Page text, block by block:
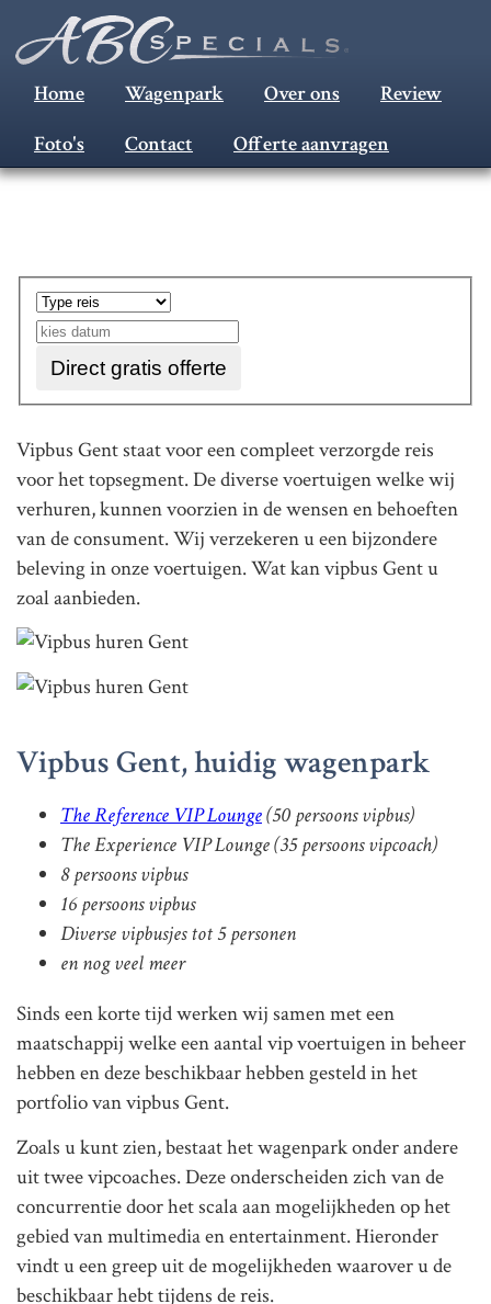
Home Wagenpark Over ons
Review
Foto's
Contact Offerte aanvragen
Vipbus huren Gent
Direct gratis offerte
Vipbus Gent staat voor een compleet verzorgde reis
voor het topsegment. De diverse voertuigen welke wij
verhuren, kunnen voorzien in de wensen en behoeften
van de consument. Wij verzekeren u een bijzondere
beleving in onze voertuigen. Wat kan vipbus Gent u
zoal aanbieden.
Vipbus Gent, huidig wagenpark
The Reference VIP Lounge(50 persoons vipbus)
The Experience VIP Lounge (35 persoons vipcoach)
8 persoons vipbus
16 persoons vipbus
Diverse vipbusjes tot 5 personen
en nog veel meer
Sinds een korte tijd werken wij samen met een
maatschappij welke een aantal vip voertuigen in beheer
hebben en deze beschikbaar hebben gesteld in het
portfolio van vipbus Gent.
Zoals u kunt zien, bestaat het wagenpark onder andere
uit twee vipcoaches. Deze onderscheiden zich van de
concurrentie door het scala aan mogelijkheden op het
gebied van multimedia en entertainment. Hieronder
vindt u een greep uit de mogelijkheden waarover u de
beschikbaar hebt tijdens de reis.